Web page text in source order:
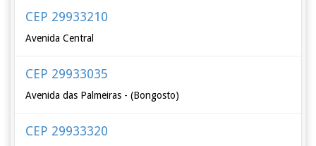
CEP 29933210
Avenida Central
CEP 29933035
Avenida das Palmeiras - (Bongosto)
CEP 29933320